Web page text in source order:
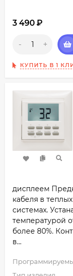
3 490 ₽
- +
КУПИТЬ В 1
дисплеем
кабеля в
системах.
температурой
более 80%.
в...